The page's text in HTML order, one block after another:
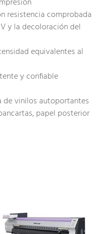
resistencia comprobada
y la decoloración del
equivalentes al
y confiable
de vinilos autoportantes
papel posterior